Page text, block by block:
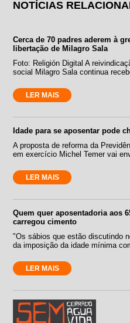
NOTÍCIAS
Cerca de 70 padres aderem à
libertação de Milagro Sala
Foto: Religión Digital A
social Milagro Sala continua
LER MAIS
Idade para se aposentar pode
A proposta de reforma da
em exercício Michel Temer vai
LER MAIS
Quem quer aposentadoria aos
carregou cimento
"Os sábios que estão discutindo
da imposição da idade mínima
LER MAIS